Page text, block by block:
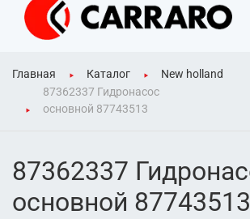
Главная Каталог
New holland
87362337 Гидронасос
основной 87743513
87362337
основной 87743513